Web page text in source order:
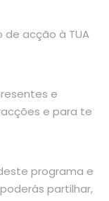
acção à TUA
e
e para te
programa e
partilhar,